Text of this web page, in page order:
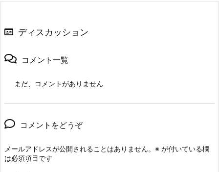
ディスカッション
コメント一覧
まだ、コメントがありません
コメントをどうぞ
メールアドレスが公開されることはありません。 ※ が付いている欄
は必須項目です